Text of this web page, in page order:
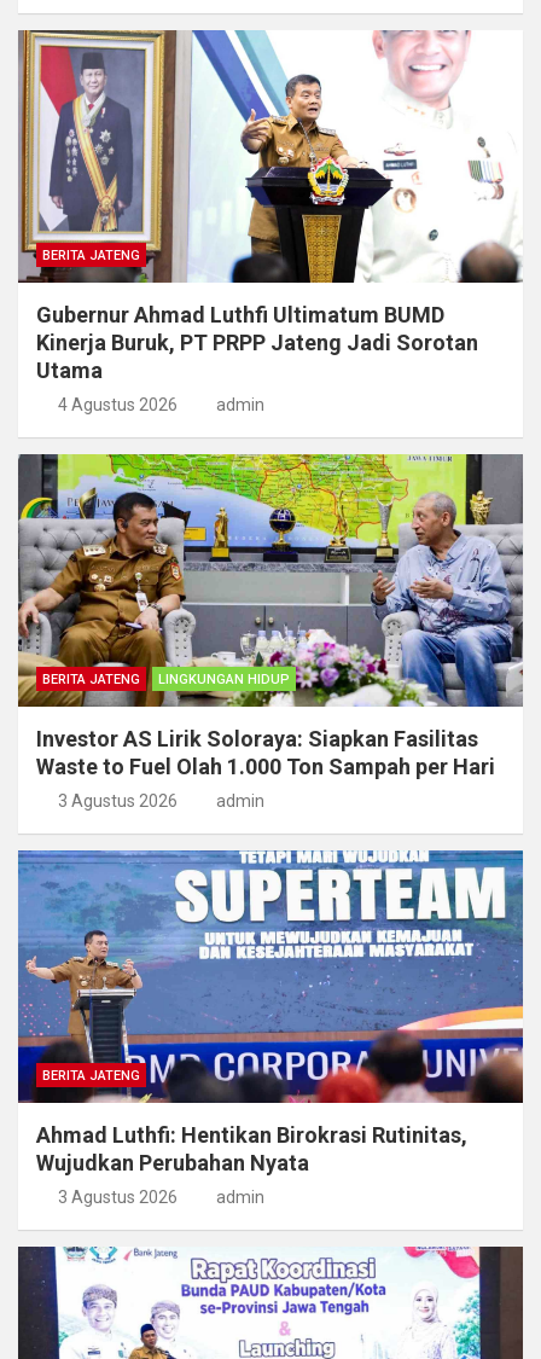
BERITA JATENG
Gubernur Ahmad Luthfi Ultimatum BUMD
Kinerja Buruk, PT PRPP Jateng Jadi Sorotan
Utama
4 Agustus 2026 admin
BERITA JATENG LINGKUNGAN HIDUP
Investor AS Lirik Soloraya: Siapkan Fasilitas
Waste to Fuel Olah 1.000 Ton Sampah per Hari
3 Agustus 2026 admin
BERITA JATENG
Ahmad Luthfi: Hentikan Birokrasi Rutinitas,
Wujudkan Perubahan Nyata
3 Agustus 2026 admin